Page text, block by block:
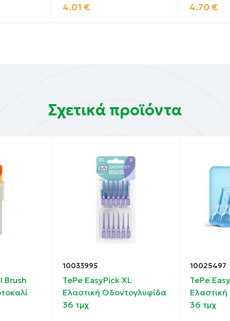
4.01 € 4.70 €
Σχετικά προϊόντα
Brush
10033995
TePe EasyPick XL
Ελαστική Oδοντογλυφίδα
36 τμχ
10025497
TePe
36 τμχ